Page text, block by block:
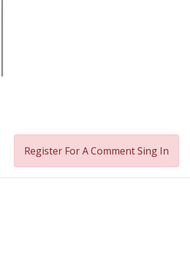
Register For A CommentSing In